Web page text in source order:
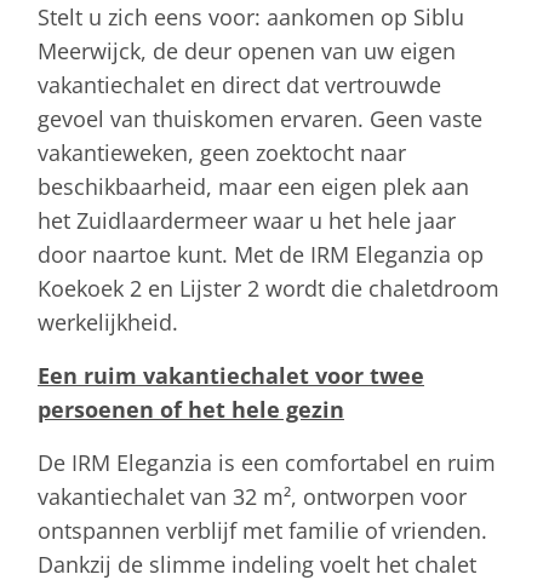
Stelt u zich eens voor: aankomen op Siblu
Meerwijck, de deur openen van uw eigen
vakantiechalet en direct dat vertrouwde
gevoel van thuiskomen ervaren. Geen vaste
vakantieweken, geen zoektocht naar
beschikbaarheid, maar een eigen plek aan
het Zuidlaardermeer waar u het hele jaar
door naartoe kunt. Met de IRM Eleganzia op
Koekoek 2 en Lijster 2 wordt die chaletdroom
werkelijkheid.
Een ruim vakantiechalet voor twee
persoenen of het hele gezin
De IRM Eleganzia is een comfortabel en ruim
vakantiechalet van 32 m², ontworpen voor
ontspannen verblijf met familie of vrienden.
Dankzij de slimme indeling voelt het chalet